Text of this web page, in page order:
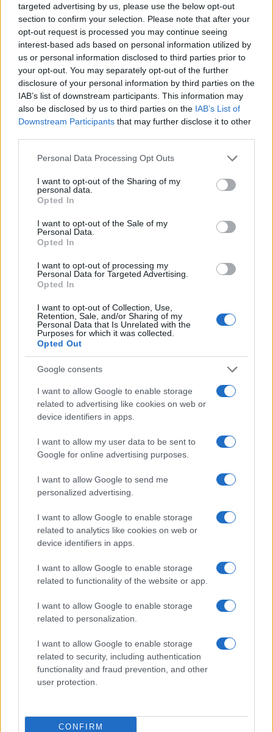
targeted advertising by us, please use the below opt-out
section to confirm your selection. Please note that after your
opt-out request is processed you may continue seeing
interest-based ads based on personal information utilized by
us or personal information disclosed to third parties prior to
your opt-out. You may separately opt-out of the further
disclosure of your personal information by third parties on the
IAB’s list of downstream participants. This information may
also be disclosed by us to third parties on the IAB’s List of
Downstream Participants that may further disclose it to other
Please note that this website/app uses one or more Google
not limited to your visit or usage behaviour. You may click to
grant or deny consent to Google and its third-party tags to
use your data for below specified purposes in below Google
consent section.
Personal Data Processing Opt Outs
I want to opt-out of the Sharing of my
personal data.
Opted In
I want to opt-out of the Sale of my
Personal Data.
Opted In
I want to opt-out of processing my
Personal Data for Targeted Advertising.
Opted In
I want to opt-out of Collection, Use,
Retention, Sale, and/or Sharing of my
Personal Data that Is Unrelated with the
Purposes for which it was collected.
Opted Out
Google consents
I want to allow Google to enable storage
related to advertising like cookies on web or
device identifiers in apps.
I want to allow my user data to be sent to
Google for online advertising purposes.
I want to allow Google to send me
personalized advertising.
I want to allow Google to enable storage
related to analytics like cookies on web or
device identifiers in apps.
I want to allow Google to enable storage
related to functionality of the website or app.
I want to allow Google to enable storage
related to personalization.
I want to allow Google to enable storage
related to security, including authentication
functionality and fraud prevention, and other
user protection.
CONFIRM